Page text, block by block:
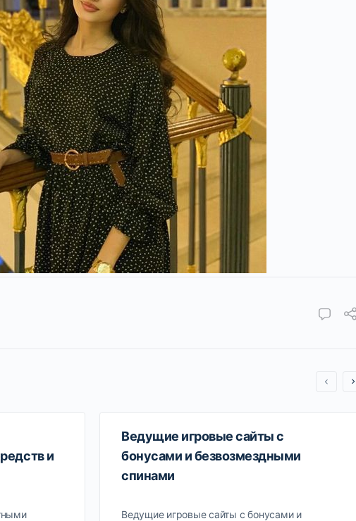
и
Ведущие игровые сайты с
бонусами и безвозмездными
спинами
Ведущие игровые сайты с бонусами и